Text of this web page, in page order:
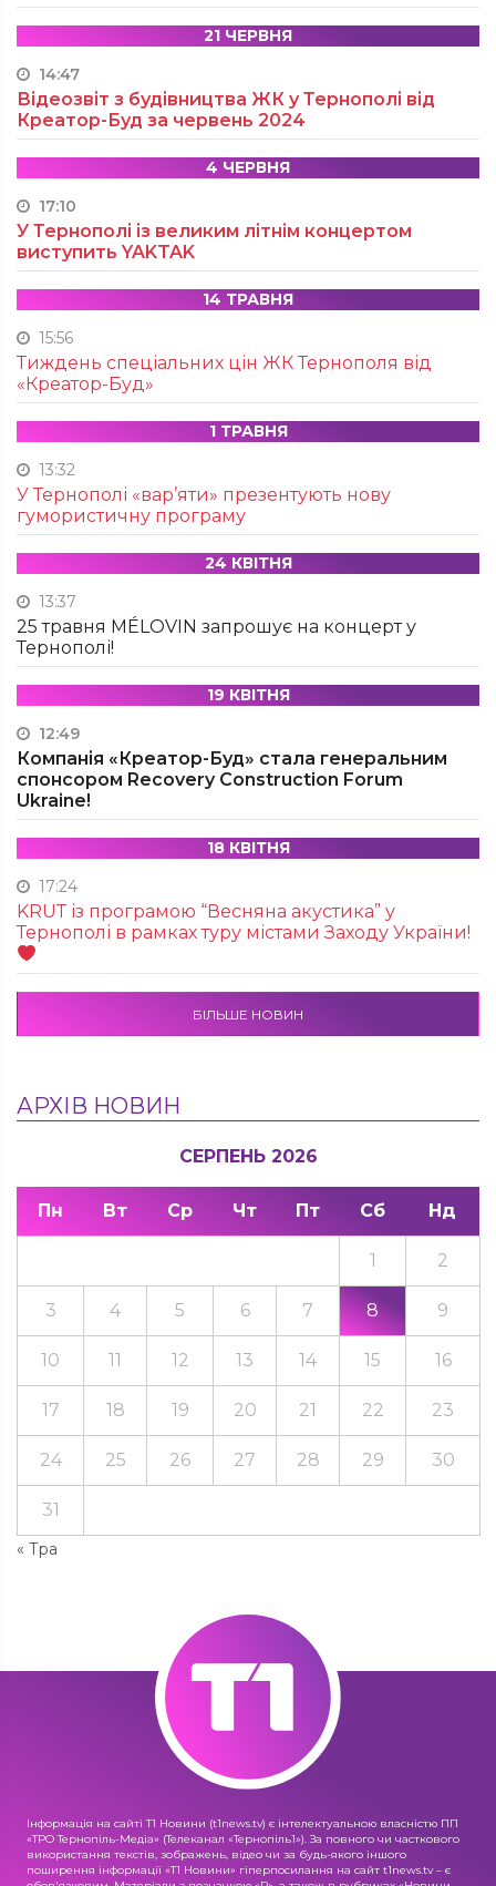
21 ЧЕРВНЯ
14:47
Відеозвіт з будівництва ЖК у Тернополі від
Креатор-Буд за червень 2024
4 ЧЕРВНЯ
17:10
У Тернополі із великим літнім концертом
виступить YAKTAK
14 ТРАВНЯ
15:56
Тиждень спеціальних цін ЖК Тернополя від
«Креатор-Буд»
1 ТРАВНЯ
13:32
У Тернополі «вар’яти» презентують нову
гумористичну програму
24 КВІТНЯ
13:37
25 травня MÉLOVIN запрошує на концерт у
Тернополі!
19 КВІТНЯ
12:49
Компанія «Креатор-Буд» стала генеральним
спонсором Recovery Construction Forum
Ukraine!
18 КВІТНЯ
17:24
KRUТ із програмою “Весняна акустика” у
Тернополі в рамках туру містами Заходу України!
БІЛЬШЕ НОВИН
АРХІВ НОВИН
СЕРПЕНЬ 2026
Пн Вт Ср Чт Пт Сб Нд
« Тра
1 2
3 4 5 6 7 8 9
10 11 12 13 14 15 16
17 18 19 20 21 22 23
24 25 26 27 28 29 30
31
Інформація на сайті Т1 Новини (t1news.tv) є інтелектуальною власністю ПП
«ТРО Тернопіль-Медіа» (Телеканал «Тернопіль1»). За повного чи часткового
використання текстів, зображень, відео чи за будь-якого іншого
поширення інформації «Т1 Новини» гіперпосилання на сайт t1news.tv – є